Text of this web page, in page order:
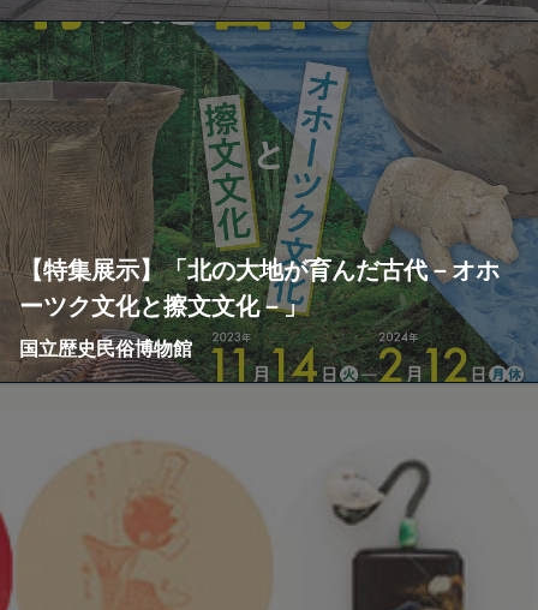
【特集展示】「北の大地が育んだ古代－オホ
ーツク文化と擦文文化－」
国立歴史民俗博物館